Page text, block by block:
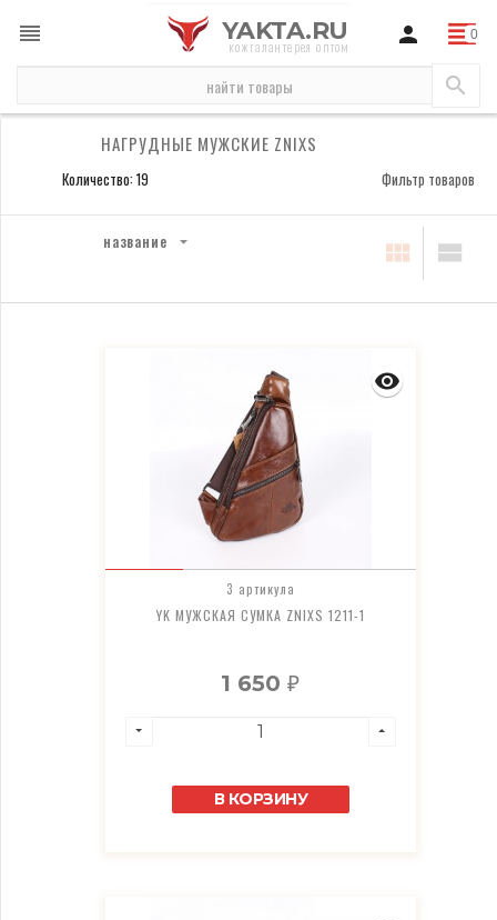
YAKTA.RU
кожгалантерея оптом
сумки мужские Znixs нагрудные мужские Znixs
НАГРУДНЫЕ МУЖСКИЕ ZNIXS
Количество: 19 Фильтр товаров
название
3 артикула
YK МУЖСКАЯ СУМКА ZNIXS 1211-1
1 650₽
В КОРЗИНУ